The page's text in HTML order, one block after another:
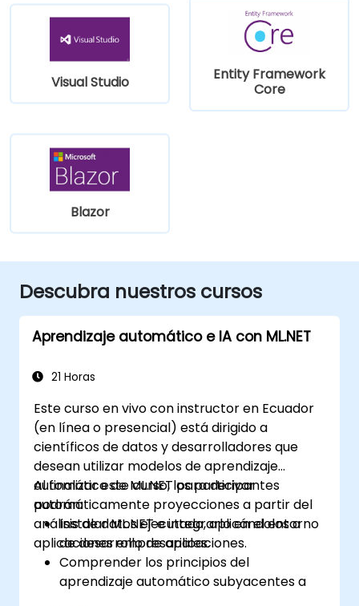
Visual Studio
Entity Framework
Core
Blazor
Descubra nuestros cursos
Aprendizaje automático e IA con ML.NET
21 Horas
Este curso en vivo con instructor en Ecuador
(en línea o presencial) está dirigido a
científicos de datos y desarrolladores que
desean utilizar modelos de aprendizaje
automático de ML.NET para derivar
automáticamente proyecciones a partir del
análisis de datos ejecutado, aplicándolos a
aplicaciones empresariales.
Al finalizar este curso, los participantes
podrán:
Instalar ML.NET e integrarlo en el entorno
de desarrollo de aplicaciones.
Comprender los principios del
aprendizaje automático subyacentes a